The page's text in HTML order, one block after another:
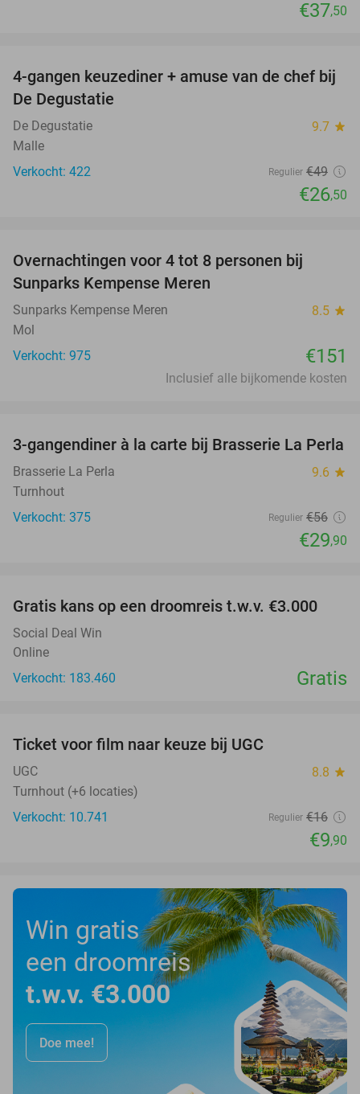
€37,50
46%
4-gangen keuzediner + amuse van de chef bij
De Degustatie
De Degustatie 9.7 star
Malle
Verkocht: 422
Regulier €49
€26,50
Overnachtingen voor 4 tot 8 personen bij
Sunparks Kempense Meren
Sunparks Kempense Meren 8.5 star
Mol
Verkocht: 975
€151
Inclusief alle bijkomende kosten
47%
3-gangendiner à la carte bij Brasserie La Perla
Brasserie La Perla 9.6 star
Turnhout
Verkocht: 375
Regulier €56
€29,90
Gratis kans op een droomreis t.w.v. €3.000
Social Deal Win
Online
Verkocht: 183.460
Gratis
Ticket voor film naar keuze bij UGC
UGC 8.8 star
Turnhout (+6 locaties)
Verkocht: 10.741
Regulier €16
€9,90
Win gratis
een droomreis
t.w.v. €3.000
Doe mee!